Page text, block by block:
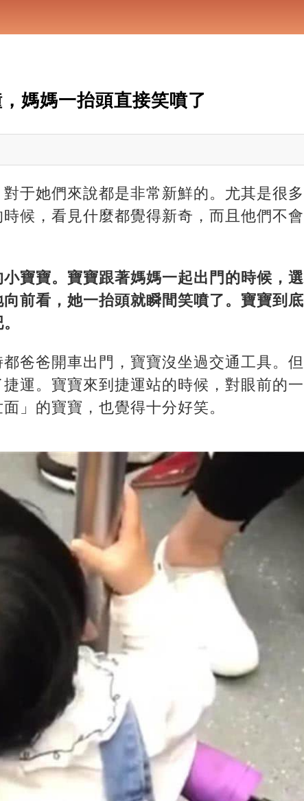
媽媽一抬頭直接笑噴了
于她們來說都是非常新鮮的。尤其是很多
候，看見什麼都覺得新奇，而且他們不會
寶寶。寶寶跟著媽媽一起出門的時候，選
前看，她一抬頭就瞬間笑噴了。寶寶到底
爸爸開車出門，寶寶沒坐過交通工具。但
運。寶寶來到捷運站的時候，對眼前的一
」的寶寶，也覺得十分好笑。